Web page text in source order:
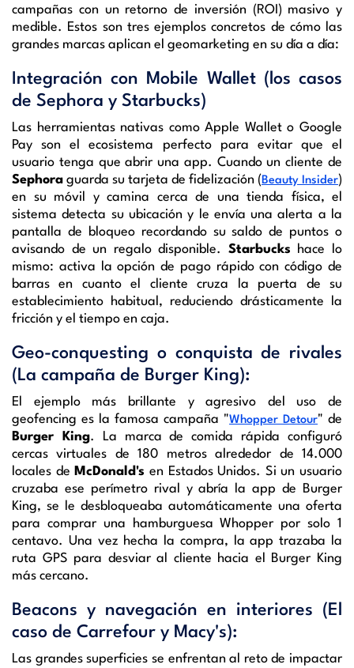
campañas con un retorno de inversión (ROI) masivo y
medible. Estos son tres ejemplos concretos de cómo las
grandes marcas aplican el geomarketing en su día a día:
Integración con Mobile Wallet (los casos
de Sephora y Starbucks)
Las herramientas nativas como Apple Wallet o Google
Pay son el ecosistema perfecto para evitar que el
usuario tenga que abrir una app. Cuando un cliente de
Sephora guarda su tarjeta de fidelización ( Beauty Insider)
en su móvil y camina cerca de una tienda física, el
sistema detecta su ubicación y le envía una alerta a la
pantalla de bloqueo recordando su saldo de puntos o
avisando de un regalo disponible. Starbucks hace lo
mismo: activa la opción de pago rápido con código de
barras en cuanto el cliente cruza la puerta de su
establecimiento habitual, reduciendo drásticamente la
fricción y el tiempo en caja.
Geo-conquesting o conquista de rivales
(La campaña de Burger King):
El ejemplo más brillante y agresivo del uso de
geofencing es la famosa campaña "Whopper Detour" de
Burger King. La marca de comida rápida configuró
cercas virtuales de 180 metros alrededor de 14.000
locales de McDonald's en Estados Unidos. Si un usuario
cruzaba ese perímetro rival y abría la app de Burger
King, se le desbloqueaba automáticamente una oferta
para comprar una hamburguesa Whopper por solo 1
centavo. Una vez hecha la compra, la app trazaba la
ruta GPS para desviar al cliente hacia el Burger King
más cercano.
Beacons y navegación en interiores (El
caso de Carrefour y Macy's):
Las grandes superficies se enfrentan al reto de impactar